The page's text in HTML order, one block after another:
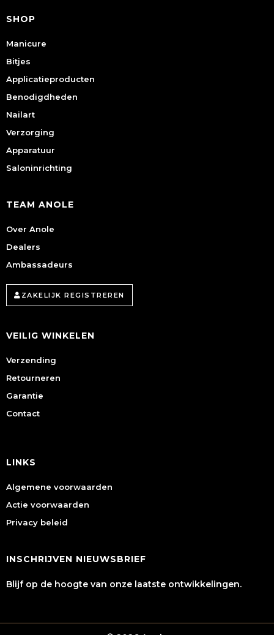
SHOP
Manicure
Bitjes
Applicatieproducten
Benodigdheden
Nailart
Verzorging
Apparatuur
Saloninrichting
TEAM ANOLE
Over Anole
Dealers
Ambassadeurs
ZAKELIJK REGISTREREN
VEILIG WINKELEN
Verzending
Retourneren
Garantie
Contact
LINKS
Algemene voorwaarden
Actie voorwaarden
Privacy beleid
INSCHRIJVEN NIEUWSBRIEF
Blijf op de hoogte van onze laatste ontwikkelingen.